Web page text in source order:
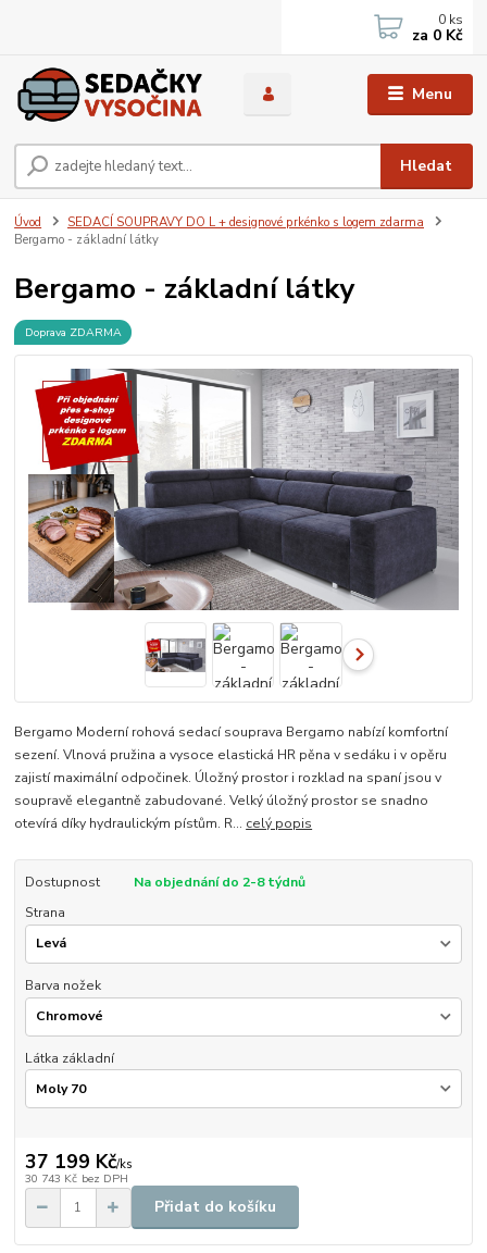
Menu
Hledat
0 ks
za 0 Kč
Úvod
SEDACÍ SOUPRAVY DO L + designové prkénko s logem zdarma
Bergamo - základní látky
Bergamo - základní látky
Doprava ZDARMA
Bergamo Moderní rohová sedací souprava Bergamo nabízí komfortní
sezení. Vlnová pružina a vysoce elastická HR pěna v sedáku i v opěru
zajistí maximální odpočinek. Úložný prostor i rozklad na spaní jsou v
soupravě elegantně zabudované. Velký úložný prostor se snadno
otevírá díky hydraulickým pístům. R... celý popis
Dostupnost
Na objednání do 2-8 týdnů
Strana
Barva nožek
Látka základní
37 199 Kč/ks
30 743 Kč bez DPH
Přidat do košíku